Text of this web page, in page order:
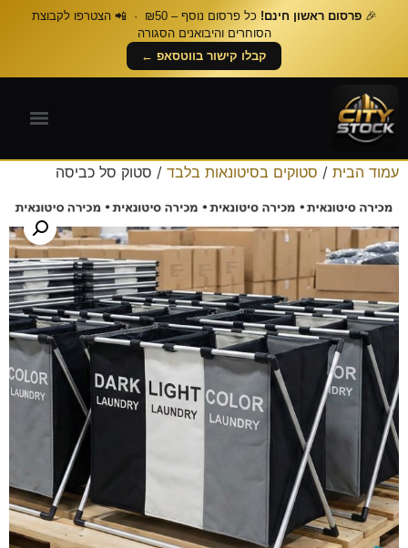
🎉פרסום ראשון חינם!
כל פרסום נוסף – ₪50 · 📲 הצטרפו לקבוצת
הסוחרים והיבואנים הסגורה
קבלו קישור בווטסאפ ←
עמוד הבית / סטוקים בסיטונאות בלבד / סטוק סל כביסה